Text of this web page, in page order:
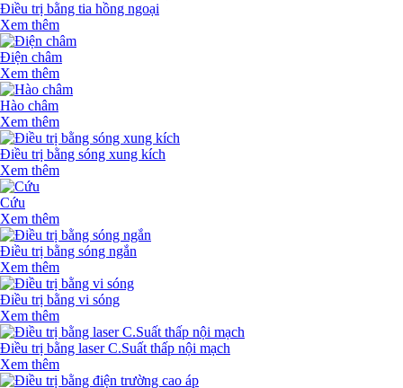
Điều trị bằng tia hồng ngoại
Xem thêm
Điện châm
Xem thêm
Hào châm
Xem thêm
Điều trị bằng sóng xung kích
Xem thêm
Cứu
Xem thêm
Điều trị bằng sóng ngắn
Xem thêm
Điều trị bằng vi sóng
Xem thêm
Điều trị bằng laser C.Suất thấp nội mạch
Xem thêm